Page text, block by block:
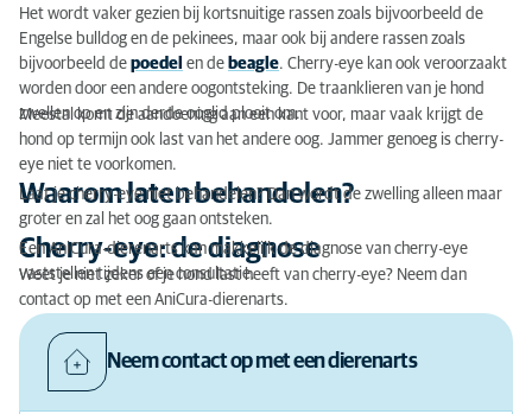
Het wordt vaker gezien bij kortsnuitige rassen zoals bijvoorbeeld de
Engelse bulldog en de pekinees, maar ook bij andere rassen zoals
bijvoorbeeld de poedel en de beagle. Cherry-eye kan ook veroorzaakt
worden door een andere oogontsteking. De traanklieren van je hond
zwellen op en zijn derde ooglid plooit om.
Meestal komt de aandoening aan een kant voor, maar vaak krijgt de
hond op termijn ook last van het andere oog. Jammer genoeg is cherry-
eye niet te voorkomen.
Waarom laten behandelen?
Laat je cherry-eye niet behandelen? Dan wordt de zwelling alleen maar
groter en zal het oog gaan ontsteken.
Cherry-eye: de diagnose
Een AniCura-dierenarts kan makkelijk de diagnose van cherry-eye
vaststellen tijdens een consultatie.
Weet je niet zeker of je hond last heeft van cherry-eye? Neem dan
contact op met een AniCura-dierenarts.
Neem contact op met een dierenarts